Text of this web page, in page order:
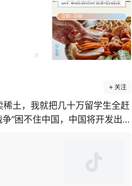
关注
土，我就把几十万留学生全赶
”困不住中国，中国将开发出自